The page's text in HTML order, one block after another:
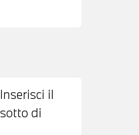
-
il
di